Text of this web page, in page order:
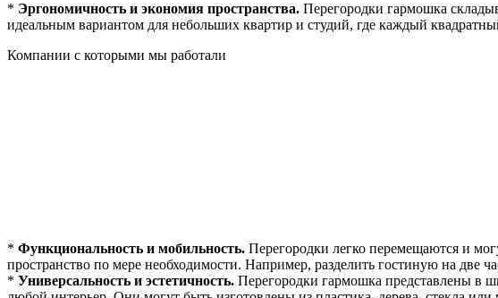
* Эргономичность и экономия пространства. Перегородки гармошка
идеальным вариантом для небольших квартир и студий, где каждый
Компании с которыми мы работали
* Функциональность и мобильность. Перегородки легко перемещаются и
пространство по мере необходимости. Например, разделить гостиную на две
* Универсальность и эстетичность. Перегородки гармошка представлены в